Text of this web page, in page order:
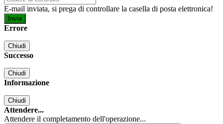
E-mail inviata, si prega di controllare la casella di posta elettronica!
Errore
Chiudi
Successo
Chiudi
Informazione
Chiudi
Attendere...
Attendere il completamento dell'operazione...